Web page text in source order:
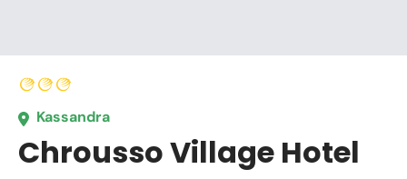
Kassandra
Chrousso Village Hotel